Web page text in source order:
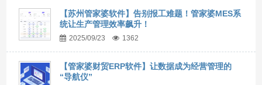
【苏州管家婆软件】告别报工难题！管家婆MES系
统让生产管理效率飙升！
2025/09/23 1362
【管家婆财贸ERP软件】让数据成为经营管理的
“导航仪”